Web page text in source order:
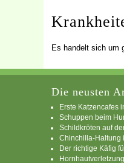
Es handelt sich um
Die neusten
Erste Katzencafes
Schuppen beim
Schildkröten auf
Chinchilla-Haltung
Der richtige Käfig